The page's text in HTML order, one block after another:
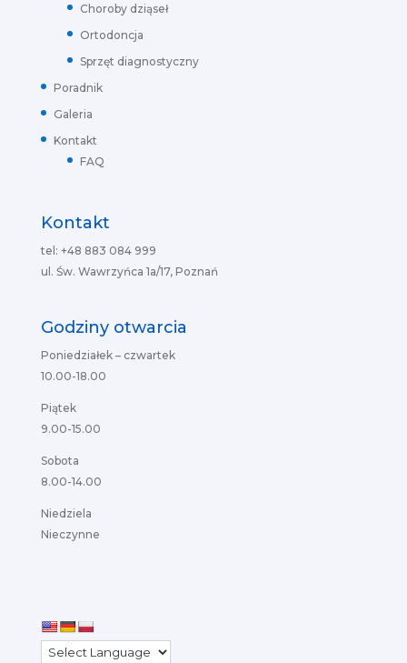
Choroby dziąseł
Ortodoncja
Sprzęt diagnostyczny
Poradnik
Galeria
Kontakt
FAQ
Kontakt
tel: +48 883 084 999
ul. Św. Wawrzyńca 1a/17, Poznań
Godziny otwarcia
Poniedziałek – czwartek
10.00-18.00
Piątek
9.00-15.00
Sobota
8.00-14.00
Niedziela
Nieczynne